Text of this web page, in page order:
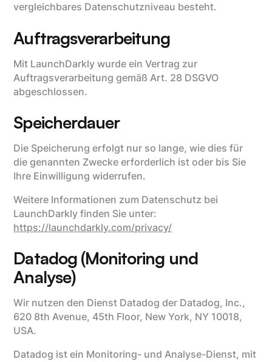
vergleichbares Datenschutzniveau besteht.
Auftragsverarbeitung
Mit LaunchDarkly wurde ein Vertrag zur
Auftragsverarbeitung gemäß Art. 28 DSGVO
abgeschlossen.
Speicherdauer
Die Speicherung erfolgt nur so lange, wie dies für
die genannten Zwecke erforderlich ist oder bis Sie
Ihre Einwilligung widerrufen.
Weitere Informationen zum Datenschutz bei
LaunchDarkly finden Sie unter:
https://launchdarkly.com/privacy/
Datadog (Monitoring und
Analyse)
Wir nutzen den Dienst Datadog der Datadog, Inc.,
620 8th Avenue, 45th Floor, New York, NY 10018,
USA.
Datadog ist ein Monitoring- und Analyse-Dienst, mit